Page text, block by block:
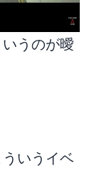
うのが曖
いうイベ